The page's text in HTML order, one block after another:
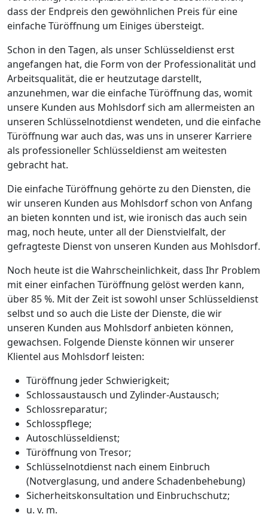
dass der Endpreis den gewöhnlichen Preis für eine
einfache Türöffnung um Einiges übersteigt.
Schon in den Tagen, als unser Schlüsseldienst erst
angefangen hat, die Form von der Professionalität und
Arbeitsqualität, die er heutzutage darstellt,
anzunehmen, war die einfache Türöffnung das, womit
unsere Kunden aus Mohlsdorf sich am allermeisten an
unseren Schlüsselnotdienst wendeten, und die einfache
Türöffnung war auch das, was uns in unserer Karriere
als professioneller Schlüsseldienst am weitesten
gebracht hat.
Die einfache Türöffnung gehörte zu den Diensten, die
wir unseren Kunden aus Mohlsdorf schon von Anfang
an bieten konnten und ist, wie ironisch das auch sein
mag, noch heute, unter all der Dienstvielfalt, der
gefragteste Dienst von unseren Kunden aus Mohlsdorf.
Noch heute ist die Wahrscheinlichkeit, dass Ihr Problem
mit einer einfachen Türöffnung gelöst werden kann,
über 85 %. Mit der Zeit ist sowohl unser Schlüsseldienst
selbst und so auch die Liste der Dienste, die wir
unseren Kunden aus Mohlsdorf anbieten können,
gewachsen. Folgende Dienste können wir unserer
Klientel aus Mohlsdorf leisten:
Türöffnung jeder Schwierigkeit;
Schlossaustausch und Zylinder-Austausch;
Schlossreparatur;
Schlosspflege;
Autoschlüsseldienst;
Türöffnung von Tresor;
Schlüsselnotdienst nach einem Einbruch
(Notverglasung, und andere Schadenbehebung)
Sicherheitskonsultation und Einbruchschutz;
u. v. m.